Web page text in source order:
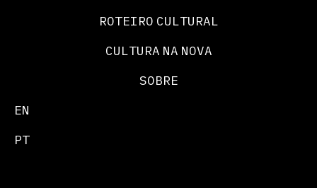
ROTEIRO CULTURAL
CULTURA NA NOVA
SOBRE
EN
PT